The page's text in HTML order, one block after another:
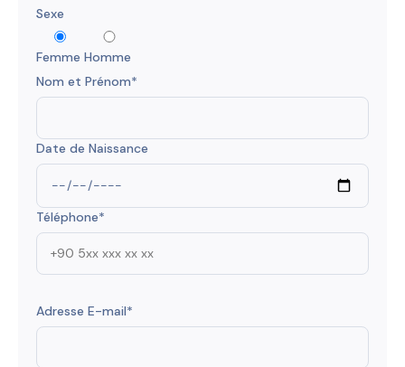
Sexe
Femme Homme
Nom et Prénom*
Date de Naissance
Téléphone*
Adresse E-mail*